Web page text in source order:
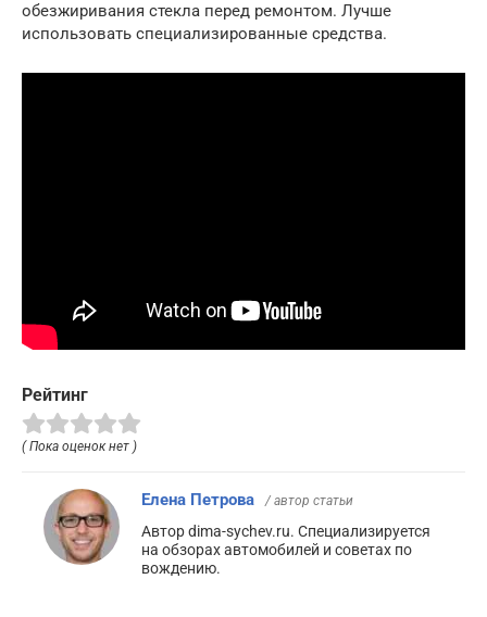
обезжиривания стекла перед ремонтом. Лучше
использовать специализированные средства.
Рейтинг
( Пока оценок нет )
Елена Петрова / автор статьи
Автор dima-sychev.ru. Специализируется
на обзорах автомобилей и советах по
вождению.